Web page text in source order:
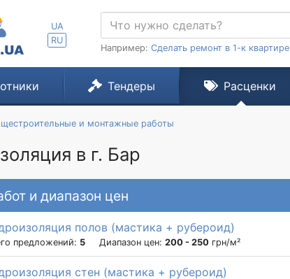
UA
RU
Например: Сделать ремонт в 1-к квартире
Тендеры Расценки
и монтажные работы
в г. Бар
и диапазон цен
полов (мастика + рубероид)
предложений: 5 Диапазон цен: 200 - 250 грн/м²
стен (мастика + рубероид)